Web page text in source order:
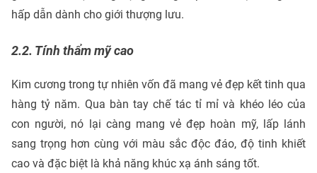
hấp dẫn dành cho giới thượng lưu.
2.2. Tính thẩm mỹ cao
Kim cương trong tự nhiên vốn đã mang vẻ đẹp kết tinh qua
hàng tỷ năm. Qua bàn tay chế tác tỉ mỉ và khéo léo của
con người, nó lại càng mang vẻ đẹp hoàn mỹ, lấp lánh
sang trọng hơn cùng với màu sắc độc đáo, độ tinh khiết
cao và đặc biệt là khả năng khúc xạ ánh sáng tốt.